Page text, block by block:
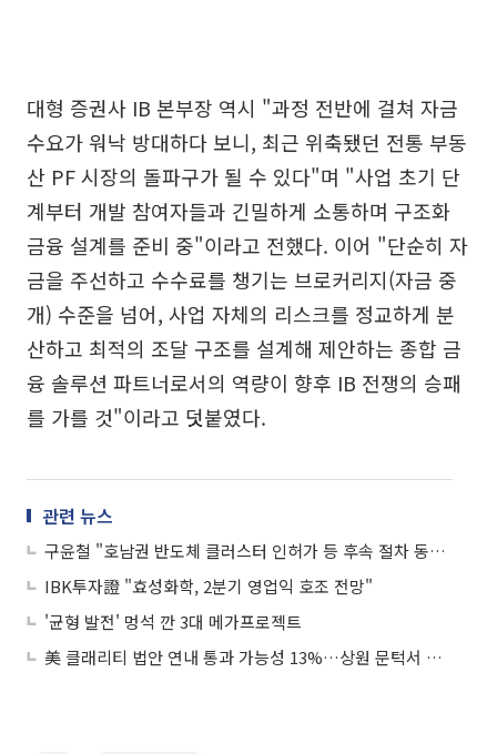
대형 증권사 IB 본부장 역시 "과정 전반에 걸쳐 자금
수요가 워낙 방대하다 보니, 최근 위축됐던 전통 부동
산 PF 시장의 돌파구가 될 수 있다"며 "사업 초기 단
계부터 개발 참여자들과 긴밀하게 소통하며 구조화
금융 설계를 준비 중"이라고 전했다. 이어 "단순히 자
금을 주선하고 수수료를 챙기는 브로커리지(자금 중
개) 수준을 넘어, 사업 자체의 리스크를 정교하게 분
산하고 최적의 조달 구조를 설계해 제안하는 종합 금
융 솔루션 파트너로서의 역량이 향후 IB 전쟁의 승패
를 가를 것"이라고 덧붙였다.
관련 뉴스
구윤철 "호남권 반도체 클러스터 인허가 등 후속 절차 동시 진행"
IBK투자證 "효성화학, 2분기 영업익 호조 전망"
'균형 발전' 멍석 깐 3대 메가프로젝트
美 클래리티 법안 연내 통과 가능성 13%…상원 문턱서 제동